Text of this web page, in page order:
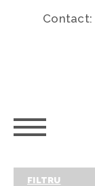
Contact:
FILTRU